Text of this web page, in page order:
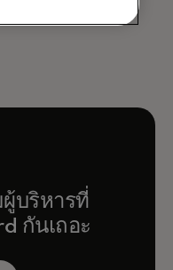
บริหารที่
กันเถอะ